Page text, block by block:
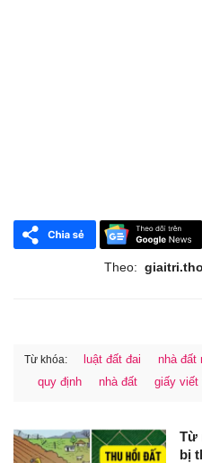
Theo:
Từ khóa: luật đất đai
nhà đất
quy định
nhà đất giấy viết
Từ
bị